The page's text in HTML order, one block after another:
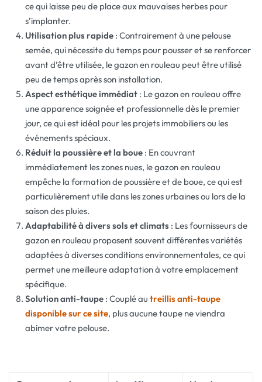
ce qui laisse peu de place aux mauvaises herbes pour
s’implanter.
Utilisation plus rapide : Contrairement à une pelouse
semée, qui nécessite du temps pour pousser et se renforcer
avant d’être utilisée, le gazon en rouleau peut être utilisé
peu de temps après son installation.
Aspect esthétique immédiat : Le gazon en rouleau offre
une apparence soignée et professionnelle dès le premier
jour, ce qui est idéal pour les projets immobiliers ou les
événements spéciaux.
Réduit la poussière et la boue : En couvrant
immédiatement les zones nues, le gazon en rouleau
empêche la formation de poussière et de boue, ce qui est
particulièrement utile dans les zones urbaines ou lors de la
saison des pluies.
Adaptabilité à divers sols et climats : Les fournisseurs de
gazon en rouleau proposent souvent différentes variétés
adaptées à diverses conditions environnementales, ce qui
permet une meilleure adaptation à votre emplacement
spécifique.
Solution anti-taupe : Couplé autreillis anti-taupe
disponible sur ce site, plus aucune taupe ne viendra
abimer votre pelouse.